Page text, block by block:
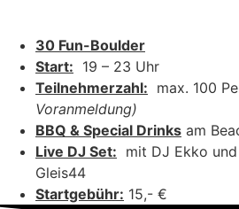
30 Fun-Boulder
Start: 19 – 23 Uhr
Teilnehmerzahl: max. 100
Voranmeldung)
BBQ & Special Drinks am
Live DJ Set: mit DJ Ekko
Gleis44
Startgebühr: 15,- €